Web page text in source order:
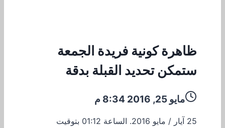
ظاهرة كونية فريدة الجمعة
ستمكن تحديد القبلة بدقة
مايو 25, 2016 8:34 م
25 آيار / مايو 2016. الساعة 01:12 بتوقيت